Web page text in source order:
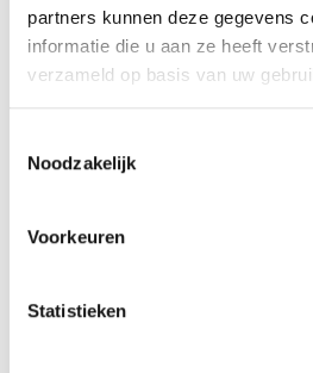
partners kunnen deze gegevens
informatie die u aan ze heeft
verzameld op basis van uw
Noodzakelijk
Voorkeuren
Statistieken
deze browser voor de